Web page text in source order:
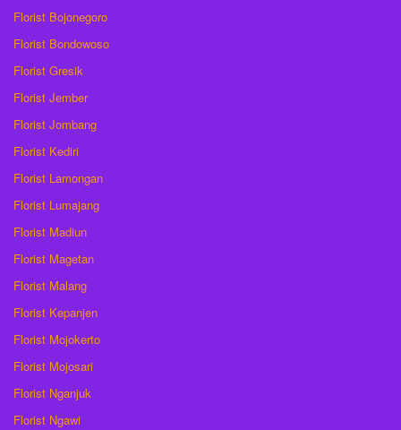
Florist Bojonegoro
Florist Bondowoso
Florist Gresik
Florist Jember
Florist Jombang
Florist Kediri
Florist Lamongan
Florist Lumajang
Florist Madiun
Florist Magetan
Florist Malang
Florist Kepanjen
Florist Mojokerto
Florist Mojosari
Florist Nganjuk
Florist Ngawi